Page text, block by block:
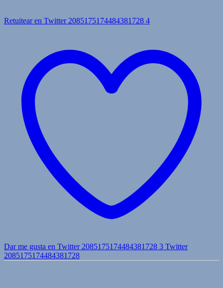
Retuitear en Twitter 2085175174484381728 4
Dar me gusta en Twitter 2085175174484381728 3 Twitter
2085175174484381728